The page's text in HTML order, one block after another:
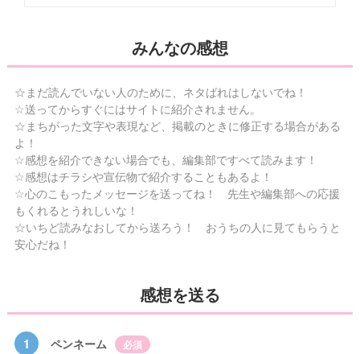
みんなの感想
☆まだ読んでいない人のために、ネタばれはしないでね！
☆送ってからすぐにはサイトに紹介されません。
☆まちがった文字や表現など、掲載のときに修正する場合がある
よ！
☆感想を紹介できない場合でも、編集部ですべて読みます！
☆感想はチラシや宣伝物で紹介することもあるよ！
☆心のこもったメッセージを送ってね！ 先生や編集部への応援
もくれるとうれしいな！
☆いちど読みなおしてから送ろう！ おうちの人に見てもらうと
安心だね！
感想を送る
1 ペンネーム 必須